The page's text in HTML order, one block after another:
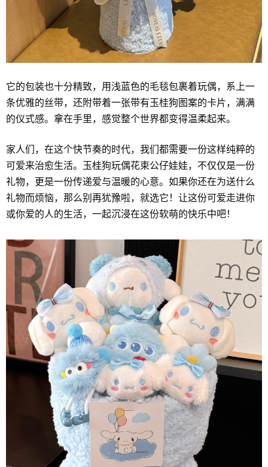
它的包装也十分精致，用浅蓝色的毛毯包裹着玩偶，系上一
条优雅的丝带，还附带着一张带有玉桂狗图案的卡片，满满
的仪式感。拿在手里，感觉整个世界都变得温柔起来。
家人们，在这个快节奏的时代，我们都需要一份这样纯粹的
可爱来治愈生活。玉桂狗玩偶花束公仔娃娃，不仅仅是一份
礼物，更是一份传递爱与温暖的心意。如果你还在为送什么
礼物而烦恼，那么别再犹豫啦，就选它！让这份可爱走进你
或你爱的人的生活，一起沉浸在这份软萌的快乐中吧！